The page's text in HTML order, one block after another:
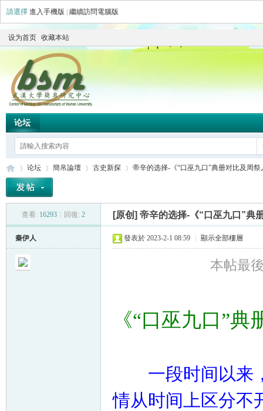
請選擇 進入手機版 繼續訪問電腦版
设为首页 收藏本站
论坛
论坛
›
簡帛論壇
›
古史新探
›
帝辛的选择-《“口巫九口”典册对比及周祭
查看: 16293 回復: 2 [原创] 帝辛的选择-《“口巫九口”典
秦伊人 發表於 2023-2-1 08:59 顯示全部樓層
本帖最
《“口巫九口”
一段时间以来
情从时间上区分不